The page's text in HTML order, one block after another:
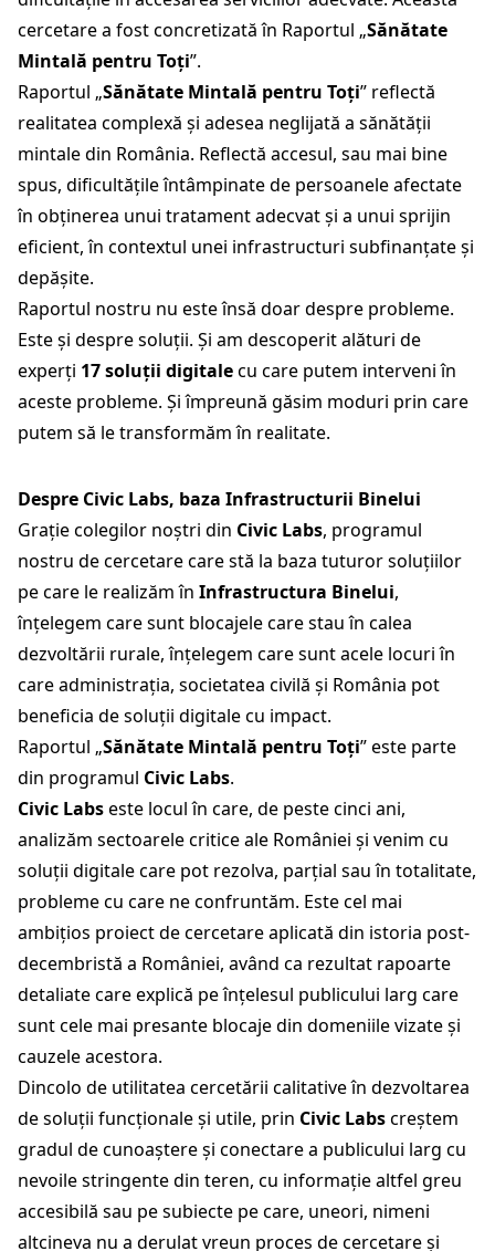
cercetare a fost concretizată în Raportul „Sănătate
Mintală pentru Toți”.
Raportul „Sănătate Mintală pentru Toți” reflectă
realitatea complexă și adesea neglijată a sănătății
mintale din România. Reflectă accesul, sau mai bine
spus, dificultățile întâmpinate de persoanele afectate
în obținerea unui tratament adecvat și a unui sprijin
eficient, în contextul unei infrastructuri subfinanțate și
depășite.
Raportul nostru nu este însă doar despre probleme.
Este și despre soluții. Și am descoperit alături de
experți 17 soluții digitalecu care putem interveni în
aceste probleme. Și împreună găsim moduri prin care
putem să le transformăm în realitate.
Despre Civic Labs, baza Infrastructurii Binelui
Grație colegilor noștri din Civic Labs, programul
nostru de cercetare care stă la baza tuturor soluțiilor
pe care le realizăm în Infrastructura Binelui,
înțelegem care sunt blocajele care stau în calea
dezvoltării rurale, înțelegem care sunt acele locuri în
care administrația, societatea civilă și România pot
beneficia de soluții digitale cu impact.
Raportul „Sănătate Mintală pentru Toți” este parte
din programul Civic Labs.
Civic Labseste locul în care, de peste cinci ani,
analizăm sectoarele critice ale României și venim cu
soluții digitale care pot rezolva, parțial sau în totalitate,
probleme cu care ne confruntăm. Este cel mai
ambițios proiect de cercetare aplicată din istoria post-
decembristă a României, având ca rezultat rapoarte
detaliate care explică pe înțelesul publicului larg care
sunt cele mai presante blocaje din domeniile vizate și
cauzele acestora.
Dincolo de utilitatea cercetării calitative în dezvoltarea
de soluții funcționale și utile, prin Civic Labscreștem
gradul de cunoaștere și conectare a publicului larg cu
nevoile stringente din teren, cu informație altfel greu
accesibilă sau pe subiecte pe care, uneori, nimeni
altcineva nu a derulat vreun proces de cercetare și